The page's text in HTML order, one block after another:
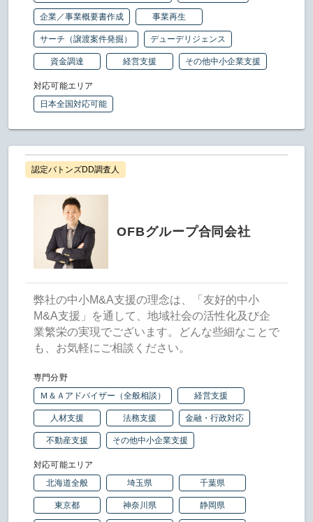
企業／事業概要書作成 事業再生
サーチ（譲渡案件発掘） デューデリジェンス
資金調達 経営支援 その他中小企業支援
対応可能エリア
日本全国対応可能
認定バトンズDD調査人
OFBグループ合同会社
弊社の中小M&A支援の理念は、「友好的中小
M&A支援」を通して、地域社会の活性化及び企
業繁栄の実現でございます。どんな些細なことで
も、お気軽にご相談ください。
専門分野
Ｍ＆Ａアドバイザー（全般相談）
経営支援
人材支援 法務支援 金融・行政対応
不動産支援 その他中小企業支援
対応可能エリア
北海道全般
埼玉県 千葉県
東京都 神奈川県 静岡県